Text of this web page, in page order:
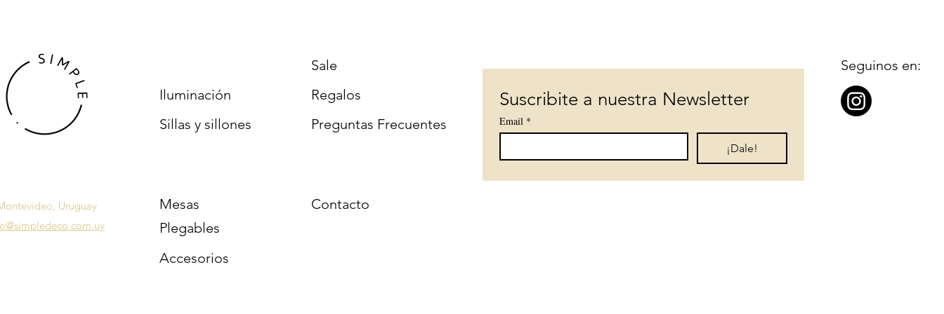
Iluminación
Sillas y sillones
Sale
Regalos
Preguntas Frecuentes
Suscribite a nuestra Newsletter
Email *
¡Dale!
Seguinos en:
Uruguay
Mesas
Plegables
Contacto
Accesorios